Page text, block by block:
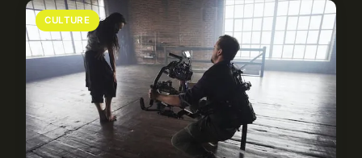
CULTURE